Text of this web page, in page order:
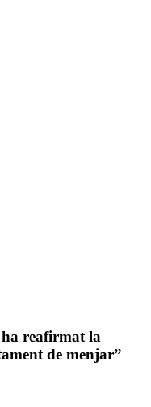
reafirmat la
de menjar”